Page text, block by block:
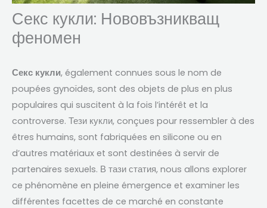
Секс кукли: Нововъзникващ
феномен
Секс кукли, également connues sous le nom de
poupées gynoïdes, sont des objets de plus en plus
populaires qui suscitent à la fois l’intérêt et la
controverse. Тези кукли, conçues pour ressembler à des
êtres humains, sont fabriquées en silicone ou en
d’autres matériaux et sont destinées à servir de
partenaires sexuels. В тази статия, nous allons explorer
ce phénomène en pleine émergence et examiner les
différentes facettes de ce marché en constante